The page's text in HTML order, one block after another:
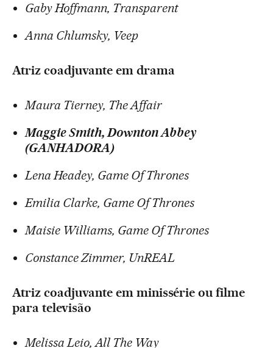
Gaby Hoffmann, Transparent
Anna Chlumsky, Veep
Atriz coadjuvante em drama
Maura Tierney, The Affair
Maggie Smith, Downton Abbey
(GANHADORA)
Lena Headey, Game Of Thrones
Emilia Clarke, Game Of Thrones
Maisie Williams, Game Of Thrones
Constance Zimmer, UnREAL
Atriz coadjuvante em minissérie ou filme
para televisão
Melissa Leio, All The Way